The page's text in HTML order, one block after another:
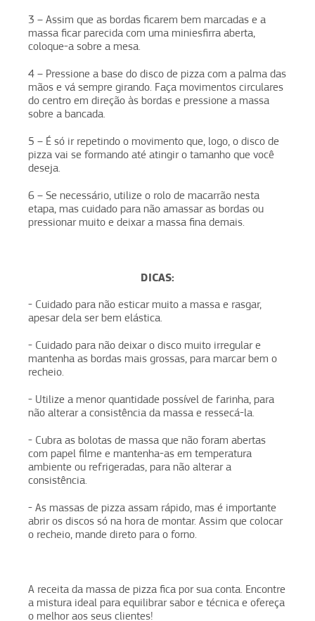
3 – Assim que as bordas ficarem bem marcadas e a
massa ficar parecida com uma miniesfirra aberta,
coloque-a sobre a mesa.
4 – Pressione a base do disco de pizza com a palma das
mãos e vá sempre girando. Faça movimentos circulares
do centro em direção às bordas e pressione a massa
sobre a bancada.
5 – É só ir repetindo o movimento que, logo, o disco de
pizza vai se formando até atingir o tamanho que você
deseja.
6 – Se necessário, utilize o rolo de macarrão nesta
etapa, mas cuidado para não amassar as bordas ou
pressionar muito e deixar a massa fina demais.
DICAS:
- Cuidado para não esticar muito a massa e rasgar,
apesar dela ser bem elástica.
- Cuidado para não deixar o disco muito irregular e
mantenha as bordas mais grossas, para marcar bem o
recheio.
- Utilize a menor quantidade possível de farinha, para
não alterar a consistência da massa e ressecá-la.
- Cubra as bolotas de massa que não foram abertas
com papel filme e mantenha-as em temperatura
ambiente ou refrigeradas, para não alterar a
consistência.
- As massas de pizza assam rápido, mas é importante
abrir os discos só na hora de montar. Assim que colocar
o recheio, mande direto para o forno.
A receita da massa de pizza fica por sua conta. Encontre
a mistura ideal para equilibrar sabor e técnica e ofereça
o melhor aos seus clientes!